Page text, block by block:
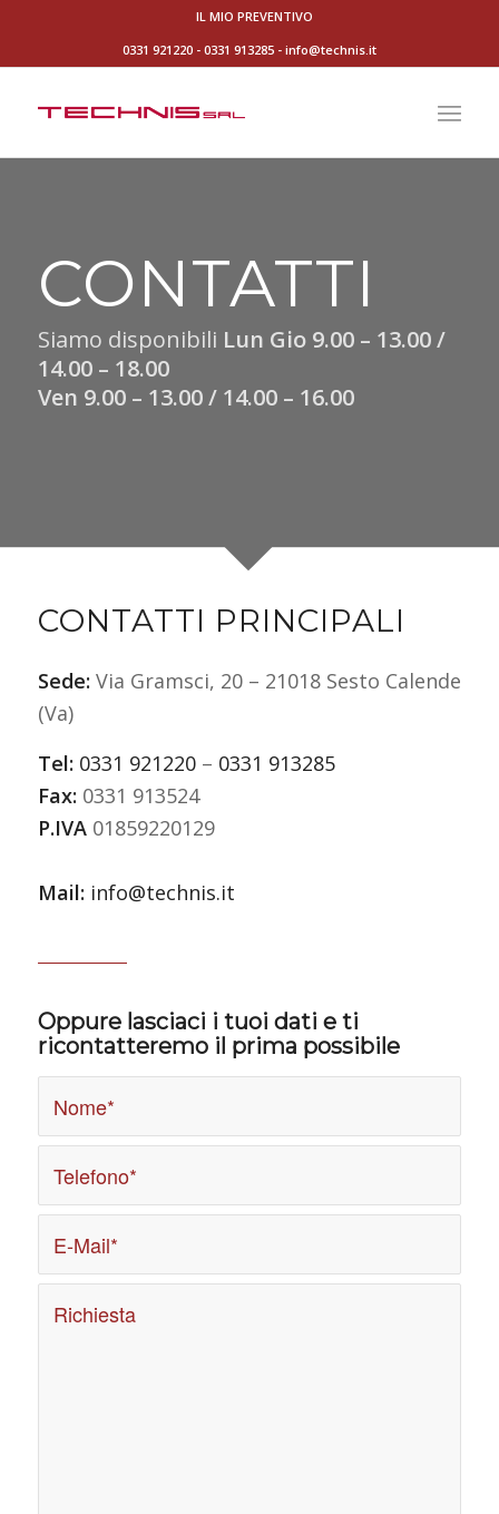
IL MIO PREVENTIVO
0331 921220- 0331 913285- info@technis.it
CONTATTI
Siamo disponibili Lun Gio 9.00 – 13.00 /
14.00 – 18.00
Ven 9.00 – 13.00 / 14.00 – 16.00
CONTATTI PRINCIPALI
Sede: Via Gramsci, 20 – 21018 Sesto Calende
(Va)
Tel: 0331 921220– 0331 913285
Fax: 0331 913524
P.IVA01859220129
Mail: info@technis.it
Oppure lasciaci i tuoi dati e ti
ricontatteremo il prima possibile